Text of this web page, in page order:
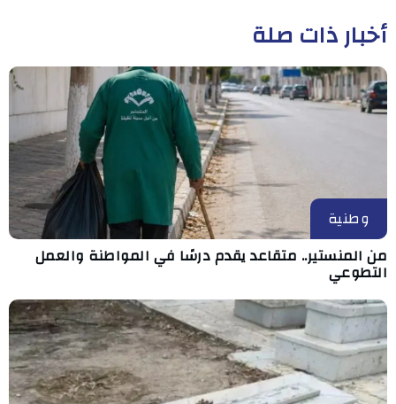
أخبار ذات صلة
وطنية
من المنستير.. متقاعد يقدم درسًا في المواطنة والعمل
التطوعي